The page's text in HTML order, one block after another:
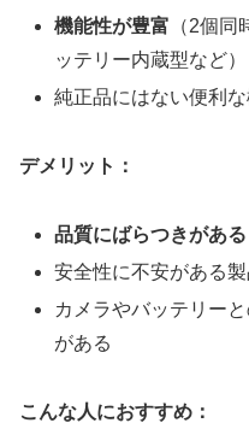
機能性が豊富 （2個
ッテリー内蔵型など）
純正品にはない便利
デメリット：
品質にばらつきがある
安全性に不安がある
カメラやバッテリー
がある
こんな人におすすめ：